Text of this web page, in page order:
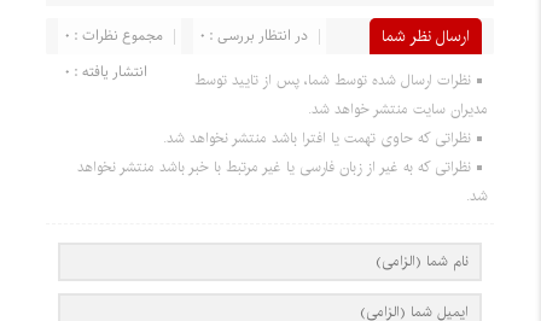
ارسال نظر شما مجموع نظرات : ۰
در انتظار بررسی : ۰
انتشار یافته : ۰
نظرات ارسال شده توسط شما، پس از تایید توسط
مدیران سایت منتشر خواهد شد.
نظراتی که حاوی تهمت یا افترا باشد منتشر نخواهد شد.
نظراتی که به غیر از زبان فارسی یا غیر مرتبط با خبر باشد منتشر نخواهد
شد.